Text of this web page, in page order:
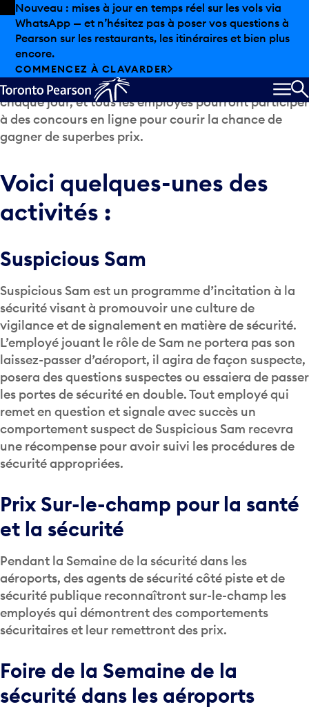
Skip to offers
Passer au contenu principal
Nouveau : mises à jour en temps réel sur les vols via
WhatsApp — et n’hésitez pas à poser vos questions à
Pearson sur les restaurants, les itinéraires et bien plus
encore.
COMMENCEZ À CLAVARDER
Notre objectif pour cette semaine est de sensibiliser
les travailleurs de l’aéroport et de les amener à créer
un milieu de travail sécuritaire. Nous porterons
attention à de nouveaux aspects de la sécurité
chaque jour, et tous les employés pourront participer
à des concours en ligne pour courir la chance de
gagner de superbes prix.
Voici quelques-unes des
activités :
Suspicious Sam
Suspicious Sam est un programme d’incitation à la
sécurité visant à promouvoir une culture de
vigilance et de signalement en matière de sécurité.
L’employé jouant le rôle de Sam ne portera pas son
laissez-passer d’aéroport, il agira de façon suspecte,
posera des questions suspectes ou essaiera de passer
les portes de sécurité en double. Tout employé qui
remet en question et signale avec succès un
comportement suspect de Suspicious Sam recevra
une récompense pour avoir suivi les procédures de
sécurité appropriées.
Prix Sur-le-champ pour la santé
et la sécurité
Pendant la Semaine de la sécurité dans les
aéroports, des agents de sécurité côté piste et de
sécurité publique reconnaîtront sur-le-champ les
employés qui démontrent des comportements
sécuritaires et leur remettront des prix.
Foire de la Semaine de la
sécurité dans les aéroports